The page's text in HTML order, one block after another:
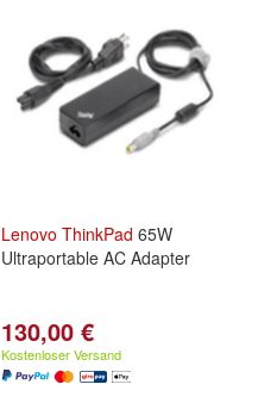
Lenovo ThinkPad 65W
Ultraportable AC Adapter
130,00 €
Kostenloser Versand